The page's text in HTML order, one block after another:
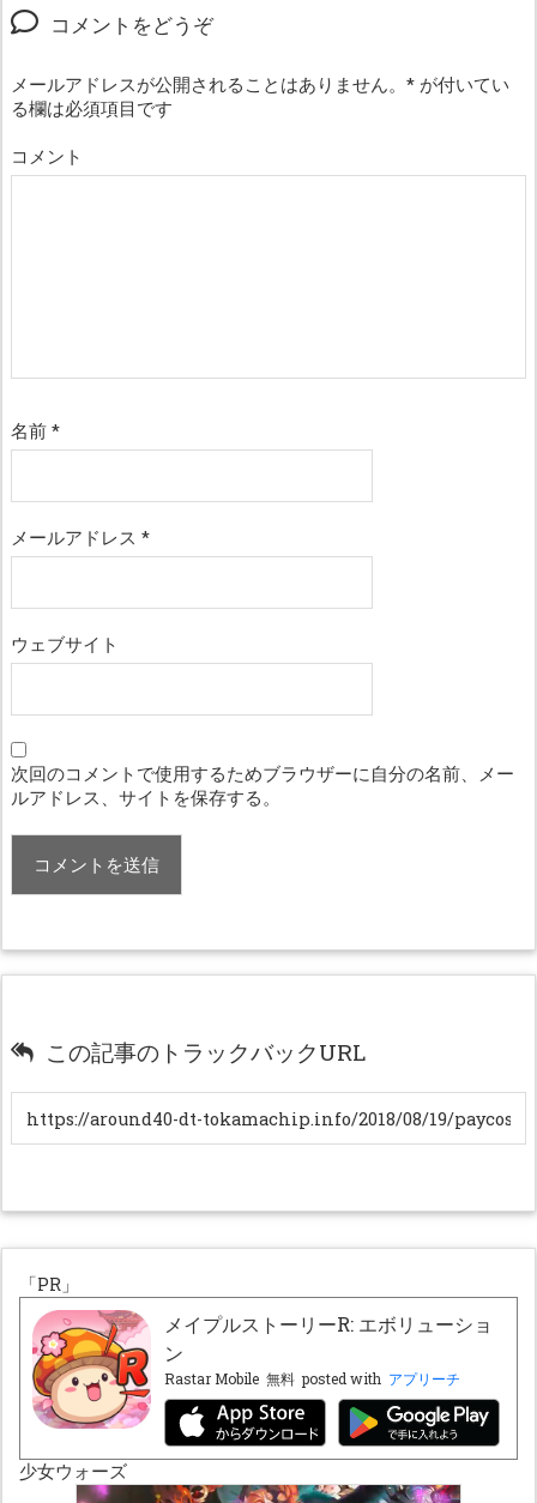
コメントをどうぞ
メールアドレスが公開されることはありません。 * が付いてい
る欄は必須項目です
コメント
名前 *
メールアドレス *
ウェブサイト
次回のコメントで使用するためブラウザーに自分の名前、メー
ルアドレス、サイトを保存する。
この記事のトラックバックURL
「PR」
メイプルストーリーR: エボリューショ
ン
Rastar Mobile 無料 posted with アプリーチ
少女ウォーズ